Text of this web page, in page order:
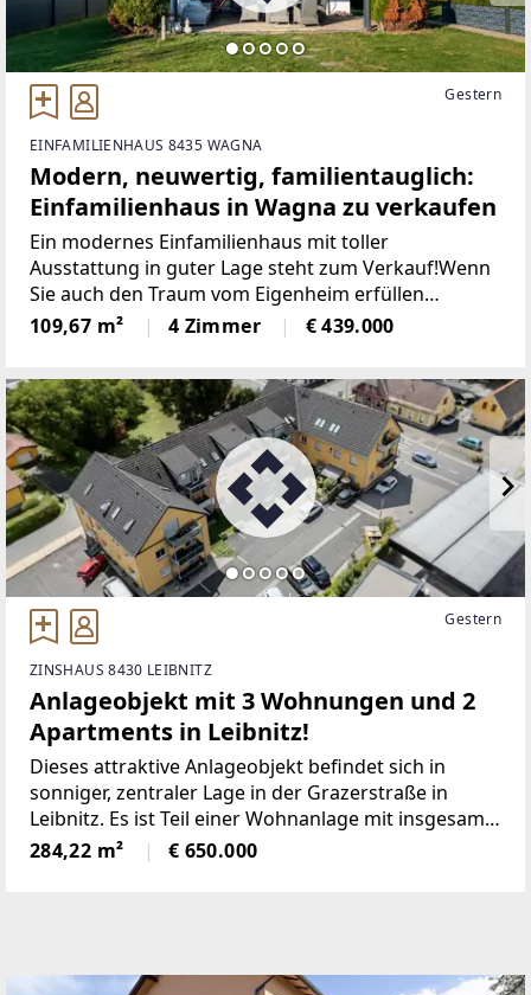
Gestern
EINFAMILIENHAUS 8435 WAGNA
Modern, neuwertig, familientauglich:
Einfamilienhaus in Wagna zu verkaufen
Ein modernes Einfamilienhaus mit toller
Ausstattung in guter Lage steht zum Verkauf!Wenn
Sie auch den Traum vom Eigenheim erfüllen
möchten, dann ist dieses neuwertige Haus in
Wagna/Leibnitz bestimmt interessant für Sie. Das
109,67 m² 4 Zimmer € 439.000
Gestern
ZINSHAUS 8430 LEIBNITZ
Anlageobjekt mit 3 Wohnungen und 2
Apartments in Leibnitz!
Dieses attraktive Anlageobjekt befindet sich in
sonniger, zentraler Lage in der Grazerstraße in
Leibnitz. Es ist Teil einer Wohnanlage mit insgesamt
19 Einheiten und verfügt über einen eigenen
Eingang sowie eine Parifizierung.Die drei
284,22 m² € 650.000